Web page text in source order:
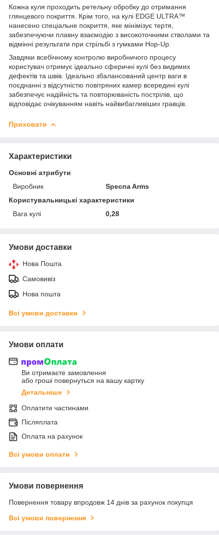
Кожна куля проходить ретельну обробку до отримання
глянцевого покриття. Крім того, на кулі EDGE ULTRA™
нанесено спеціальне покриття, яке мінімізує тертя,
забезпечуючи плавну взаємодію з високоточними стволами та
відмінні результати при стрільбі з гумками Hop-Up.
Завдяки всебічному контролю виробничого процесу
користувач отримує ідеально сферичні кулі без видимих
дефектів та швів. Ідеально збалансований центр ваги в
поєднанні з відсутністю повітряних камер всередині кулі
забезпечує надійність та повторюваність пострілів, що
відповідає очікуванням навіть найвибагливіших гравців.
Приховати
Характеристики
Основні атрибути
Виробник
Specna Arms
Користувальницькі характеристики
Вага кулі
0,28
Умови доставки
Нова Пошта
Самовивіз
Нова пошта
Всі умови доставки
Умови оплати
Ви отримаєте замовлення
або гроші повернуться на вашу картку
Детальніше
Оплатити частинами
Післяплата
Оплата на рахунок
Всі умови оплати
Умови повернення
Повернення товару впродовж 14 днів за рахунок покупця
Всі умови повернення